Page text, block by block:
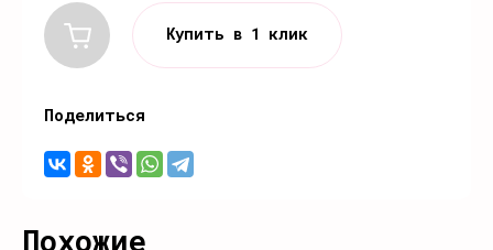
Купить в 1 клик
Поделиться
Похожие